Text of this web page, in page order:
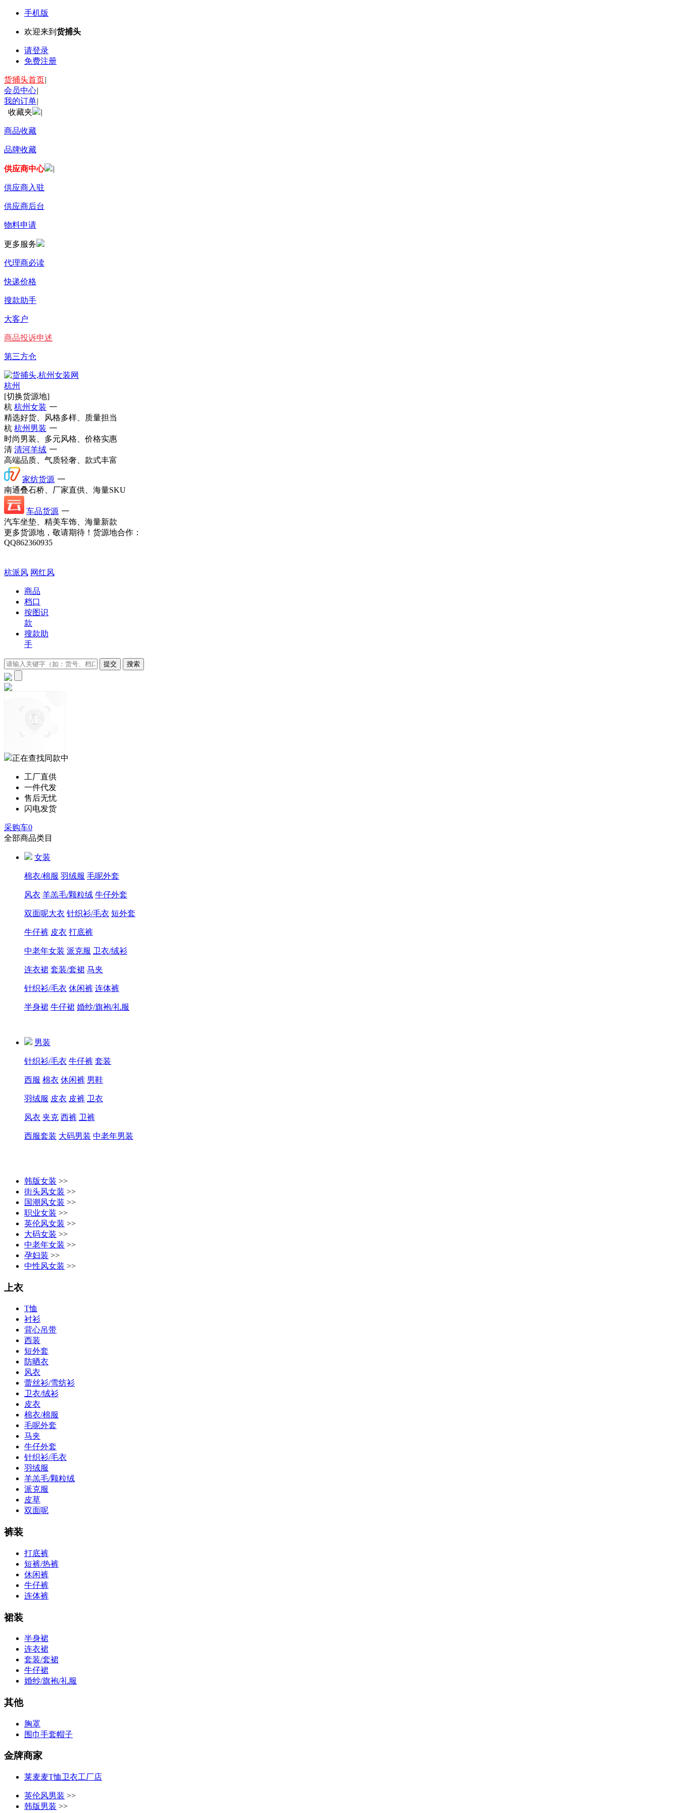
手机版
欢迎来到 货捕头
请登录
免费注册
货捕头首页|
会员中心|
我的订单|
收藏夹
|
商品收藏
品牌收藏
供应商中心 |
供应商入驻
供应商后台
物料申请
更多服务
代理商必读
快递价格
搜款助手
大客户
商品投诉申述
第三方仓
杭州
[切换货源地]
杭 杭州女装 一
精选好货、风格多样、质量担当
杭 杭州男装 一
时尚男装、多元风格、价格实惠
清 清河羊绒 一
高端品质、气质轻奢、款式丰富
家纺货源 一
南通叠石桥、厂家直供、海量SKU
车品货源 一
汽车坐垫、精美车饰、海量新款
更多货源地，敬请期待！ 货源地合作：
QQ862360935
杭派风 网红风
商品
档口
按图识
款
搜款助
手
正在查找同款中
工厂直供
一件代发
售后无忧
闪电发货
采购车0
全部商品类目
女装
棉衣/棉服 羽绒服 毛呢外套
风衣 羊羔毛/颗粒绒 牛仔外套
双面呢大衣 针织衫/毛衣 短外套
牛仔裤 皮衣 打底裤
中老年女装 派克服 卫衣/绒衫
连衣裙 套装/套裙 马夹
针织衫/毛衣 休闲裤 连体裤
半身裙 牛仔裙 婚纱/旗袍/礼服
男装
针织衫/毛衣 牛仔裤 套装
西服 棉衣 休闲裤 男鞋
羽绒服 皮衣 皮裤 卫衣
风衣 夹克 西裤 卫裤
西服套装 大码男装 中老年男装
韩版女装 >>
街头风女装 >>
国潮风女装 >>
职业女装 >>
英伦风女装 >>
大码女装 >>
中老年女装 >>
孕妇装 >>
中性风女装 >>
上衣
T恤
衬衫
背心吊带
西装
短外套
防晒衣
风衣
蕾丝衫/雪纺衫
卫衣/绒衫
皮衣
棉衣/棉服
毛呢外套
马夹
牛仔外套
针织衫/毛衣
羽绒服
羊羔毛/颗粒绒
派克服
皮草
双面呢
裤装
打底裤
短裤/热裤
休闲裤
牛仔裤
连体裤
裙装
半身裙
连衣裙
套装/套裙
牛仔裙
婚纱/旗袍/礼服
其他
胸罩
围巾手套帽子
金牌商家
莱麦麦T恤卫衣工厂店
英伦风男装 >>
韩版男装 >>